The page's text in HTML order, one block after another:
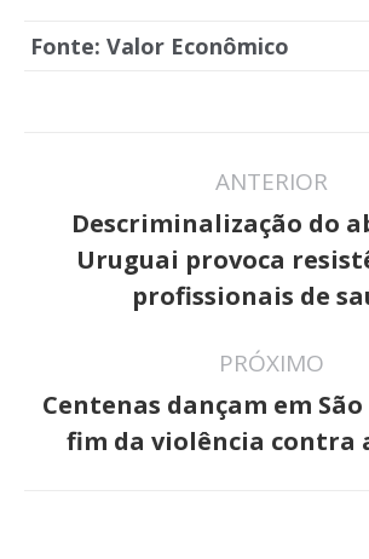
Fonte: Valor Econômico
de
post:
ANTERIOR
Post
anterior:
Descriminalização do
Uruguai provoca
profissionais de
PRÓXIMO
Próximo
post:
Centenas dançam em
fim da violência contra